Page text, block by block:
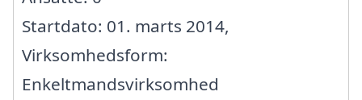
Startdato: 01. marts 2014,
Virksomhedsform:
Enkeltmandsvirksomhed